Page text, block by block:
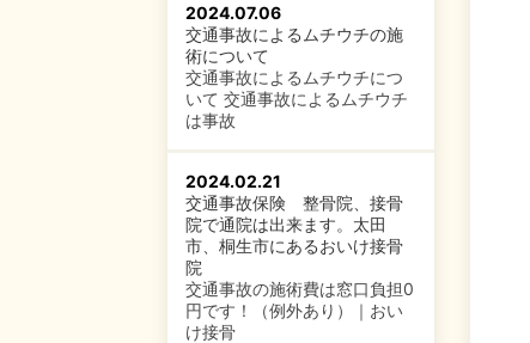
2024.07.06
交通事故によるムチウチの施
術について
交通事故によるムチウチにつ
いて 交通事故によるムチウチ
は事故
2024.02.21
交通事故保険 整骨院、接骨
院で通院は出来ます。太田
市、桐生市にあるおいけ接骨
院
交通事故の施術費は窓口負担0
円です！（例外あり）｜おい
け接骨